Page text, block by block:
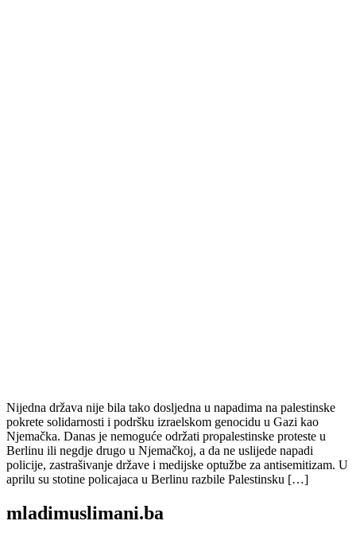
Nijedna država nije bila tako dosljedna u napadima na palestinske
pokrete solidarnosti i podršku izraelskom genocidu u Gazi kao
Njemačka. Danas je nemoguće održati propalestinske proteste u
Berlinu ili negdje drugo u Njemačkoj, a da ne uslijede napadi
policije, zastrašivanje države i medijske optužbe za antisemitizam. U
aprilu su stotine policajaca u Berlinu razbile Palestinsku […]
mladimuslimani.ba